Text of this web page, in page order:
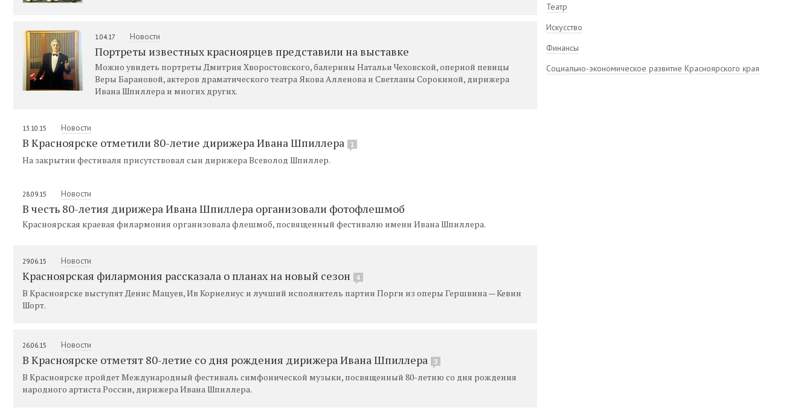
1.04.17 Новости
Портреты известных красноярцев представили на выставке
Можно увидеть портреты Дмитрия Хворостовского, балерины Натальи Чеховской, оперной певицы
Веры Барановой, актеров драматического театра Якова Алленова и Светланы Сорокиной, дирижера
Ивана Шпиллера и многих других.
13.10.15 Новости
В Красноярске отметили 80-летие дирижера Ивана Шпиллера 1
На закрытии фестиваля присутствовал сын дирижера Всеволод Шпиллер.
28.09.15 Новости
В честь 80-летия дирижера Ивана Шпиллера организовали фотофлешмоб
Красноярская краевая филармония организовала флешмоб, посвященный фестивалю имени Ивана Шпиллера.
29.06.15 Новости
Красноярская филармония рассказала о планах на новый сезон 4
В Красноярске выступят Денис Мацуев, Ив Корнелиус и лучший исполнитель партии Порги из оперы Гершвина — Кевин
Шорт.
26.06.15 Новости
В Красноярске отметят 80-летие со дня рождения дирижера Ивана Шпиллера 3
В Красноярске пройдет Международный фестиваль симфонической музыки, посвященный 80-летию со дня рождения
народного артиста России, дирижера Ивана Шпиллера.
Театр
Искусство
Финансы
Социально-экономическое развитие Красноярского края